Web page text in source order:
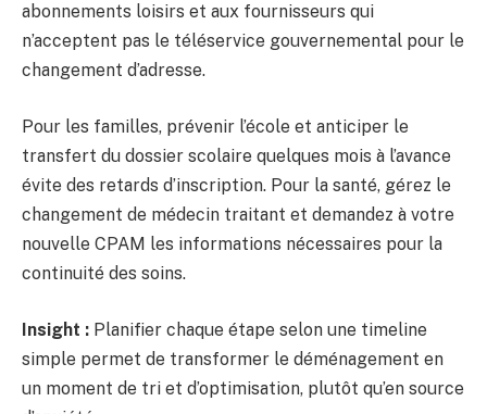
abonnements loisirs et aux fournisseurs qui
n’acceptent pas le téléservice gouvernemental pour le
changement d’adresse.
Pour les familles, prévenir l’école et anticiper le
transfert du dossier scolaire quelques mois à l’avance
évite des retards d’inscription. Pour la santé, gérez le
changement de médecin traitant et demandez à votre
nouvelle CPAM les informations nécessaires pour la
continuité des soins.
Insight : Planifier chaque étape selon une timeline
simple permet de transformer le déménagement en
un moment de tri et d’optimisation, plutôt qu’en source